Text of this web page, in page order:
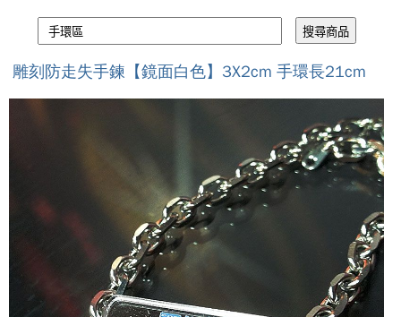
雕刻防走失手鍊【鏡面白色】3X2cm 手環長21cm